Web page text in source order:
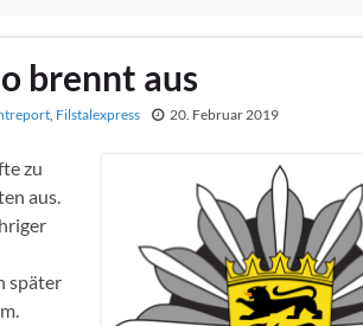
brennt aus
, Filstalexpress 20. Februar 2019
zu
aus.
später